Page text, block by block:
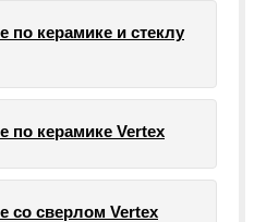
по керамике и стеклу
по керамике Vertex
со сверлом Vertex